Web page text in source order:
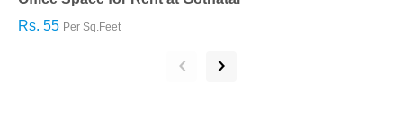
Rs. 55 Per Sq.Feet
‹ ›